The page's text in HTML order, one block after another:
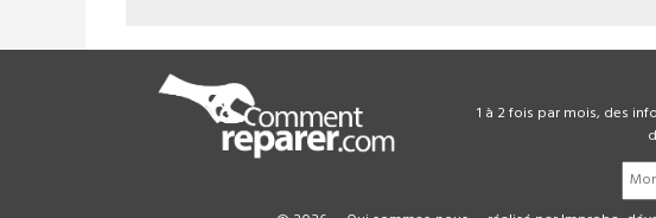
1 à 2 fois par mois, des